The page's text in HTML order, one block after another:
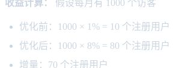
收益计算： 假设每月有 1000 个访客
优化前：1000 × 1% = 10 个注册用户
优化后：1000 × 8% = 80 个注册用户
增量：70 个注册用户